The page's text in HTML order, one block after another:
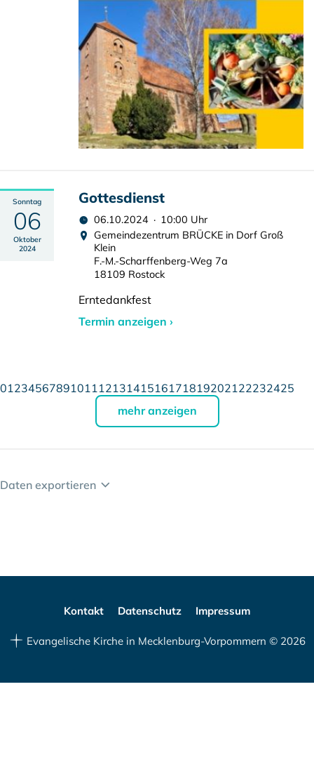
Sonntag
06
Oktober
2024
Gottesdienst
06.10.2024 · 10:00 Uhr
Gemeindezentrum BRÜCKE in Dorf Groß
Klein
F.-M.-Scharffenberg-Weg 7a
18109 Rostock
Erntedankfest
Termin anzeigen ›
012345678910111213141516171819202122232425
mehr anzeigen
Daten exportieren
Kontakt Datenschutz Impressum
Evangelische Kirche in Mecklenburg-Vorpommern © 2026